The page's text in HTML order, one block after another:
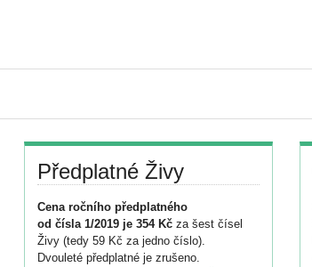
Předplatné Živy
Cena ročního předplatného
od čísla 1/2019 je 354 Kč za šest čísel
Živy (tedy 59 Kč za jedno číslo).
Dvouleté předplatné je zrušeno.